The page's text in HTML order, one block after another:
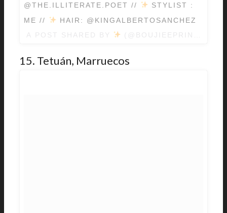
@THE.ILLITERATE.POET //
STYLIST :
ME //
HAIR: @KINGALBERTOSANCHEZ
15. Tetuán, Marruecos